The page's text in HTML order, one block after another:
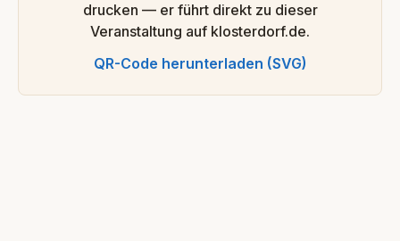
drucken — er führt direkt zu dieser
Veranstaltung auf klosterdorf.de.
QR-Code herunterladen (SVG)